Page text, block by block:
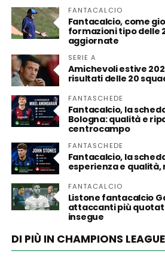
FANTACALCIO
Fantacalcio, come
formazioni tipo delle
aggiornate
SERIE A
Amichevoli estive
risultati delle 20
FANTASCHEDE
Fantacalcio, la
Bologna: qualità e
centrocampo
FANTASCHEDE
Fantacalcio, la
esperienza e
FANTACALCIO
Listone fantacalcio
attaccanti più
insegue
DI PIÙ IN CHAMPIONS LEAGUE